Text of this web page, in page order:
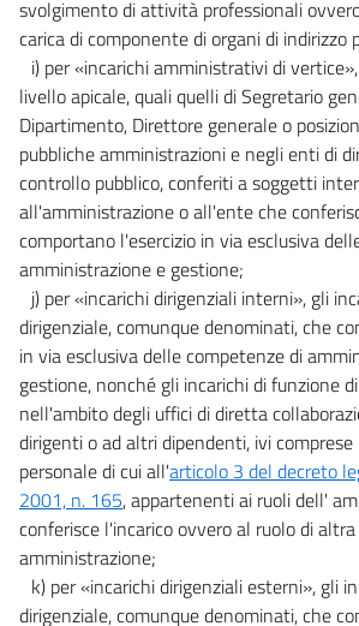
svolgimento di attività professionali
carica di componente di organi di indirizzo
i) per «incarichi amministrativi di
livello apicale, quali quelli di Segretario
Dipartimento, Direttore generale o
pubbliche amministrazioni e negli enti di
controllo pubblico, conferiti a soggetti
all'amministrazione o all'ente che
comportano l'esercizio in via esclusiva
amministrazione e gestione;
j) per «incarichi dirigenziali interni», gli
dirigenziale, comunque denominati, che
in via esclusiva delle competenze di
gestione, nonché gli incarichi di funzione
nell'ambito degli uffici di diretta
dirigenti o ad altri dipendenti, ivi
personale di cui all'articolo 3 del decreto
2001, n. 165, appartenenti ai ruoli dell'
conferisce l'incarico ovvero al ruolo di
amministrazione;
k) per «incarichi dirigenziali esterni», gli
dirigenziale, comunque denominati, che